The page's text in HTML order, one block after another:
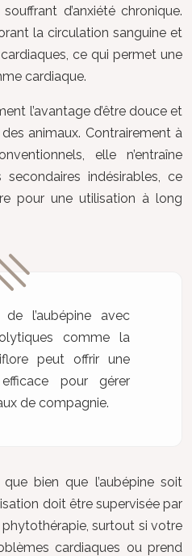
d’anxiété chronique.
la circulation sanguine et
ce qui permet une
cardiaque.
l’avantage d’être douce et
animaux. Contrairement à
elle n’entraîne
secondaires indésirables, ce
pour une utilisation à long
de l’aubépine avec
comme la
peut offrir une
pour gérer
de compagnie.
bien que l’aubépine soit
doit être supervisée par
surtout si votre
cardiaques ou prend